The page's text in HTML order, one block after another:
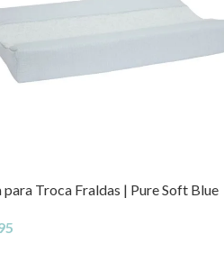
para Troca Fraldas | Pure Soft Blue